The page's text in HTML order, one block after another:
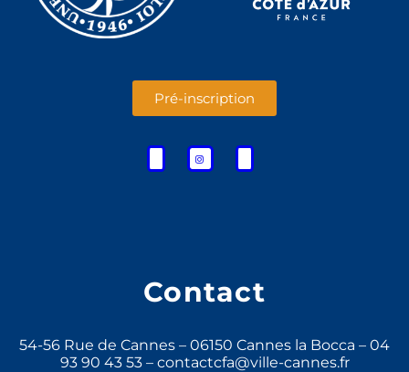
Pré-inscription
Contact
54-56 Rue de Cannes – 06150 Cannes la Bocca – 04
93 90 43 53 – contactcfa@ville-cannes.fr